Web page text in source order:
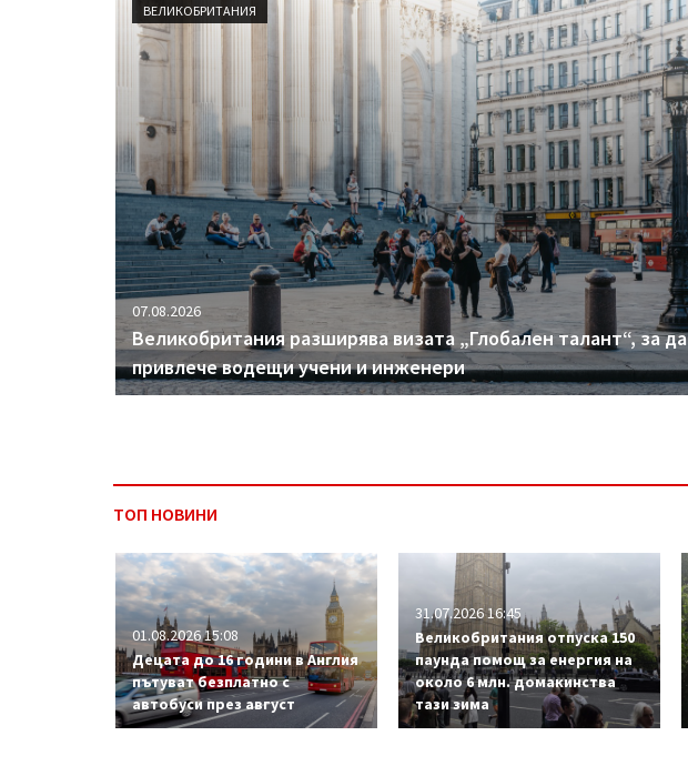
ВЕЛИКОБРИТАНИЯ
07.08.2026
Великобритания разширява визата „Глобален талант“, за да
привлече водещи учени и инженери
ТОП НОВИНИ
01.08.2026 15:08
Децата до 16 години в Англия
пътуват безплатно с
автобуси през август
31.07.2026 16:45
Великобритания отпуска 150
паунда помощ за енергия на
около 6 млн. домакинства
тази зима